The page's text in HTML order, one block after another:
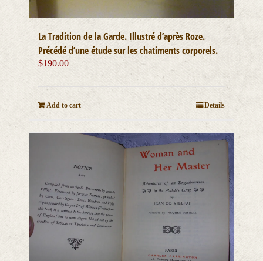
La Tradition de la Garde. Illustré d’après Roze.
Précédé d’une étude sur les chatiments corporels.
$190.00
Add to cart Details